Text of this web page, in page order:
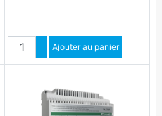
QuantitéAugmenter quantité
Diminuer quantité
Ajouter au panier